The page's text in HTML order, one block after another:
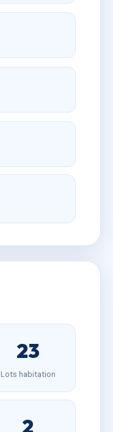
23
Lots habitation
2